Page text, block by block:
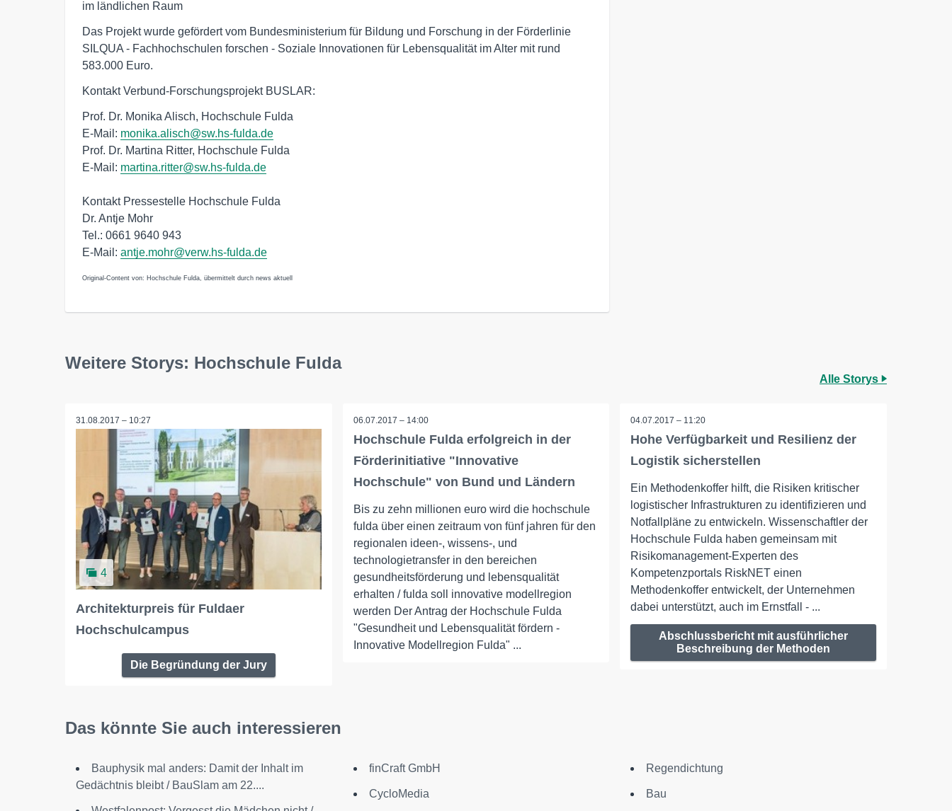
Das Projekt wurde gefördert vom Bundesministerium für Bildung und Forschung in der Förderlinie
SILQUA - Fachhochschulen forschen - Soziale Innovationen für Lebensqualität im Alter mit rund
583.000 Euro.
Kontakt Verbund-Forschungsprojekt BUSLAR:
Prof. Dr. Monika Alisch, Hochschule Fulda
E-Mail: monika.alisch@sw.hs-fulda.de
Prof. Dr. Martina Ritter, Hochschule Fulda
E-Mail: martina.ritter@sw.hs-fulda.de
Kontakt Pressestelle Hochschule Fulda
Dr. Antje Mohr
Tel.: 0661 9640 943
E-Mail: antje.mohr@verw.hs-fulda.de
Original-Content von: Hochschule Fulda, übermittelt durch news aktuell
Weitere Storys: Hochschule Fulda
Alle Storys
31.08.2017 – 10:27
4
Architekturpreis für Fuldaer
Hochschulcampus
Die Begründung der Jury
06.07.2017 – 14:00
Hochschule Fulda erfolgreich in der
Förderinitiative "Innovative
Hochschule" von Bund und Ländern
Bis zu zehn millionen euro wird die hochschule
fulda über einen zeitraum von fünf jahren für den
regionalen ideen-, wissens-, und
technologietransfer in den bereichen
gesundheitsförderung und lebensqualität
erhalten / fulda soll innovative modellregion
werden Der Antrag der Hochschule Fulda
"Gesundheit und Lebensqualität fördern -
Innovative Modellregion Fulda" ...
04.07.2017 – 11:20
Hohe Verfügbarkeit und Resilienz der
Logistik sicherstellen
Ein Methodenkoffer hilft, die Risiken kritischer
logistischer Infrastrukturen zu identifizieren und
Notfallpläne zu entwickeln. Wissenschaftler der
Hochschule Fulda haben gemeinsam mit
Risikomanagement-Experten des
Kompetenzportals RiskNET einen
Methodenkoffer entwickelt, der Unternehmen
dabei unterstützt, auch im Ernstfall - ...
Abschlussbericht mit ausführlicher
Beschreibung der Methoden
Das könnte Sie auch interessieren
Bauphysik mal anders: Damit der Inhalt im
Gedächtnis bleibt / BauSlam am 22....
finCraft GmbH
CycloMedia
Regendichtung
Bau